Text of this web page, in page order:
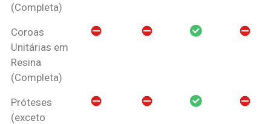
(Completa)
Coroas
Unitárias em
Resina
(Completa)
Próteses
(exceto